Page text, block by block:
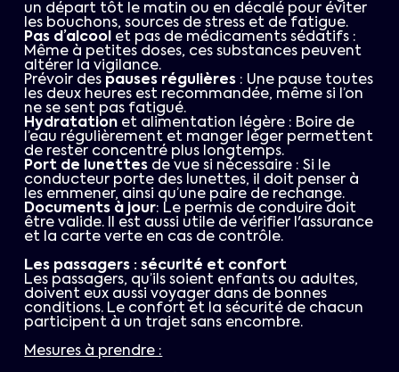
un départ tôt le matin ou en décalé pour éviter
les bouchons, sources de stress et de fatigue.
Pas d’alcool et pas de médicaments sédatifs :
Même à petites doses, ces substances peuvent
altérer la vigilance.
Prévoir des pauses régulières : Une pause toutes
les deux heures est recommandée, même si l’on
ne se sent pas fatigué.
Hydratation et alimentation légère : Boire de
l’eau régulièrement et manger léger permettent
de rester concentré plus longtemps.
Port de lunettes de vue si nécessaire : Si le
conducteur porte des lunettes, il doit penser à
les emmener, ainsi qu’une paire de rechange.
Documents à jour: Le permis de conduire doit
être valide. Il est aussi utile de vérifier l'assurance
et la carte verte en cas de contrôle.
Les passagers : sécurité et confort
Les passagers, qu’ils soient enfants ou adultes,
doivent eux aussi voyager dans de bonnes
conditions. Le confort et la sécurité de chacun
participent à un trajet sans encombre.
Mesures à prendre :